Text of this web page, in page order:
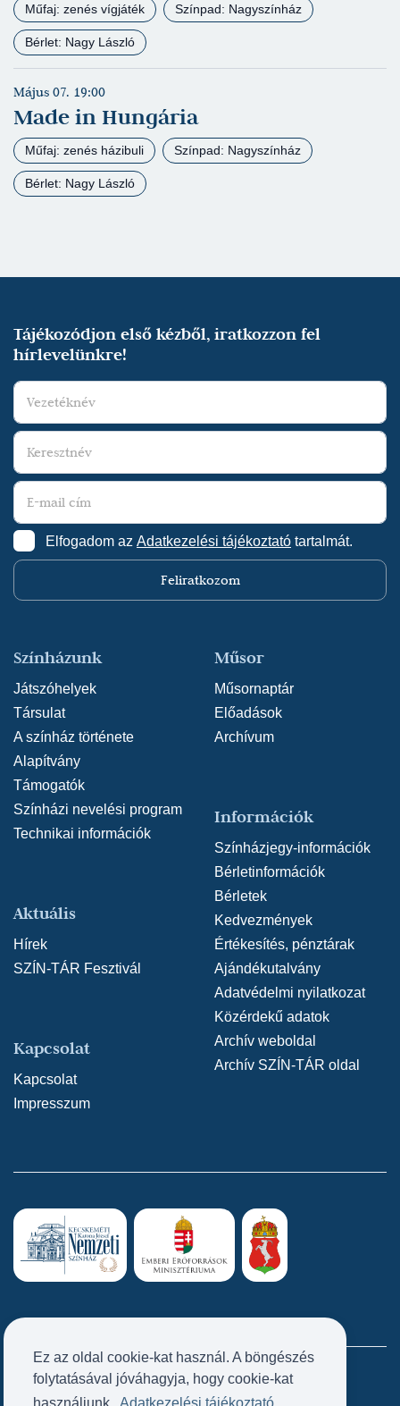
Ez az oldal cookie-kat használ. A böngészés
folytatásával jóváhagyja, hogy cookie-kat
használjunk.
Adatkezelési tájékoztató
Műfaj: zenés vígjáték Színpad: Nagyszínház
Bérlet: Nagy László
Május 07. 19:00
Made in Hungária
Műfaj: zenés házibuli Színpad: Nagyszínház
Bérlet: Nagy László
Tájékozódjon első kézből, iratkozzon fel
hírlevelünkre!
Elfogadom az Adatkezelési tájékoztató tartalmát.
Feliratkozom
Színházunk
Játszóhelyek
Társulat
A színház története
Alapítvány
Támogatók
Színházi nevelési program
Technikai információk
Műsor
Műsornaptár
Előadások
Archívum
Aktuális
Hírek
SZÍN-TÁR Fesztivál
Információk
Színházjegy-információk
Bérletinformációk
Bérletek
Kedvezmények
Értékesítés, pénztárak
Ajándékutalvány
Adatvédelmi nyilatkozat
Közérdekű adatok
Archív weboldal
Archív SZÍN-TÁR oldal
Kapcsolat
Kapcsolat
Impresszum
Próbatábla